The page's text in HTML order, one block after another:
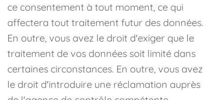
ce consentement à tout moment, ce qui
affectera tout traitement futur des données.
En outre, vous avez le droit d'exiger que le
traitement de vos données soit limité dans
certaines circonstances. En outre, vous avez
le droit d'introduire une réclamation auprès